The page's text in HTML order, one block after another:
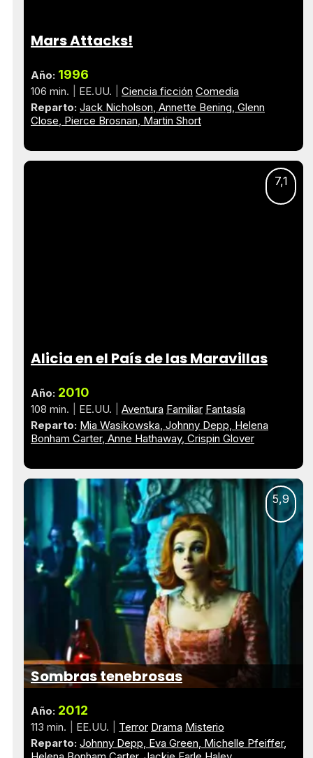
Mars Attacks!
Año: 1996
106 min. EE.UU. Ciencia ficción Comedia
Reparto: Jack Nicholson Annette Bening Glenn
Close Pierce Brosnan Martin Short
7,1
Alicia en el País de las Maravillas
Año: 2010
108 min. EE.UU. Aventura Familiar Fantasía
Reparto: Mia Wasikowska Johnny Depp Helena
Bonham Carter Anne Hathaway Crispin Glover
5,9
Sombras tenebrosas
Año: 2012
113 min. EE.UU. Terror Drama Misterio
Reparto: Johnny Depp Eva Green Michelle Pfeiffer